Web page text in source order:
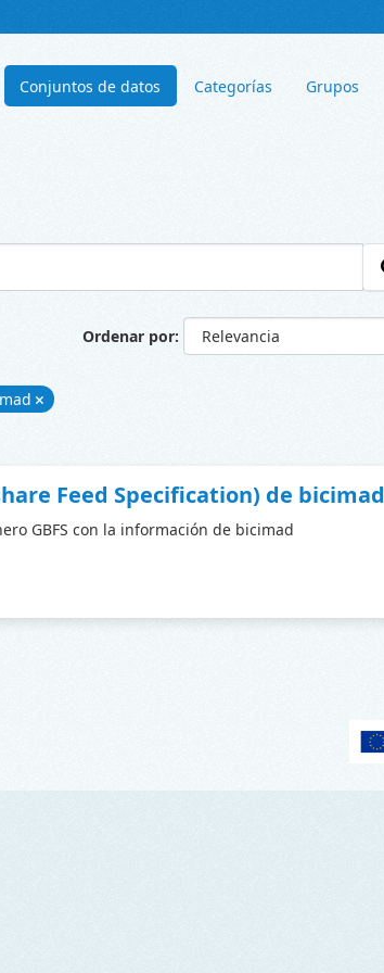
Conjuntos de datos Categorías Grupos
Ordenar por
Feed Specification) de bicimad
GBFS con la información de bicimad